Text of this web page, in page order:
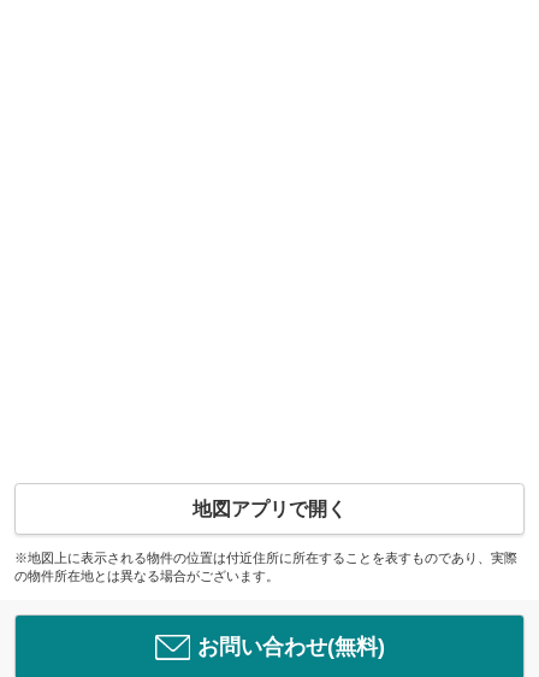
地図アプリで開く
※地図上に表示される物件の位置は付近住所に所在することを表すものであり、実際
の物件所在地とは異なる場合がございます。
お問い合わせ(無料)